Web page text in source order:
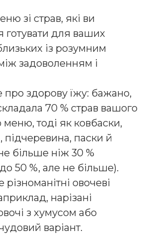
зі страв, які ви
готувати для ваших
із розумним
задоволенням і
про здорову їжу: бажано,
70 % страв вашого
меню, тоді як ковбаски,
підчеревина, паски й
більше ніж 30 %
50 %, але не більше).
різноманітні овочеві
нарізані
з хумусом або
варіант.